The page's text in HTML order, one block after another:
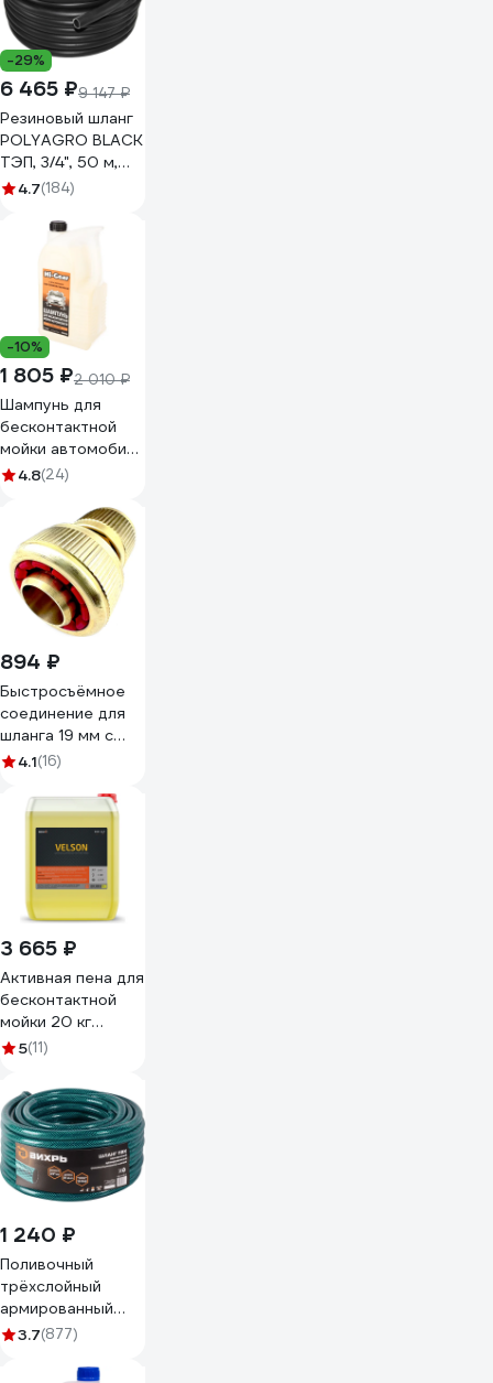
-29%
6 465 ₽9 147 ₽
Резиновый шланг
POLYAGRO BLACK
ТЭП, 3/4", 50 м,
армированный,
7558150
4.7(184)
-10%
1 805 ₽2 010 ₽
Шампунь для
бесконтактной
мойки автомобиля
Hi-Gear 4 л.,
4.8(24)
894 ₽
Быстросъёмное
соединение для
шланга 19 мм с
аквастопом
0102785-RCS
4.1(16)
3 665 ₽
Активная пена для
бесконтактной
мойки 20 кг
Megvit VELSON 20
5(11)
1 240 ₽
Поливочный
трёхслойный
армированный
шланг Вихрь 3/4",
3.7(877)